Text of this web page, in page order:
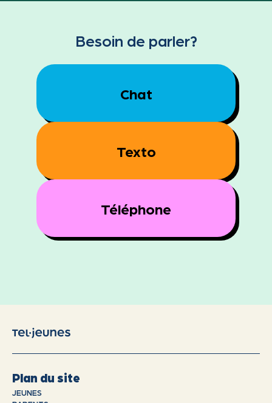
Besoin de parler?
Chat
Texto
Téléphone
Plan du site
JEUNES